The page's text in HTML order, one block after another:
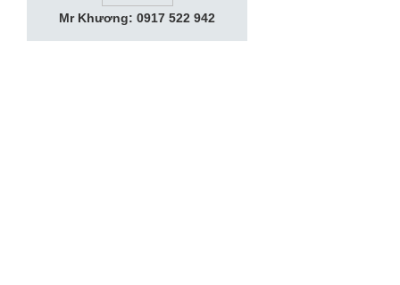
Mr Khương: 0917 522 942